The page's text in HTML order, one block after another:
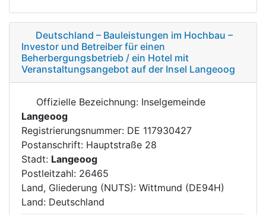
Deutschland – Bauleistungen im Hochbau –
Investor und Betreiber für einen
Beherbergungsbetrieb / ein Hotel mit
Veranstaltungsangebot auf der Insel Langeoog
Offizielle Bezeichnung: Inselgemeinde
Langeoog
Registrierungsnummer: DE 117930427
Postanschrift: Hauptstraße 28
Stadt: Langeoog
Postleitzahl: 26465
Land, Gliederung (NUTS): Wittmund (DE94H)
Land: Deutschland